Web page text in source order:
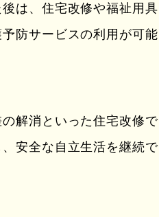
は、住宅改修や福祉用具
防サービスの利用が可能
解消といった住宅改修で
安全な自立生活を継続で